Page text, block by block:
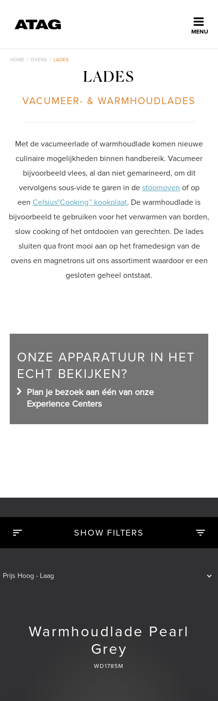
MENU
Ontdek ATAG
Inspiratie
Service
Shop
HOME / OVENS / LADES
LADES
VACUMEER- & WARMHOUDLADES
Met de vacumeerlade of warmhoudlade komen nieuwe
culinaire mogelijkheden binnen handbereik. Vacumeer
bijvoorbeeld vlees, al dan niet gemarineerd, om dit
vervolgens sous-vide te garen in de stoomoven of op
een Celsius°Cooking™ kookplaat. De warmhoudlade is
bijvoorbeeld te gebruiken voor het verwarmen van borden,
slow cooking of het ontdooien van gerechten. De lades
sluiten qua front mooi aan op het framedesign van de
ovens en magnetrons uit ons assortiment waardoor er een
gesloten geheel ontstaat.
ONZE APPARATUUR IN HET
ECHT BEKIJKEN?
Plan je bezoek aan één van onze
Experience Centers
SHOW FILTERS
Warmhoudlade Pearl
Grey
WD1785M